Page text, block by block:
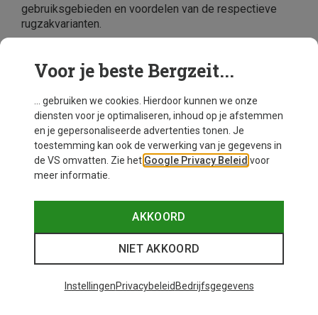
gebruiksgebieden en voordelen van de respectieve
rugzakvarianten.
Geschikt voor: licht wandelingen, stedentrips, vrije tijd,
Volume: 15 tot 25 liter
Mogelijk mettablet of laptop compartiment
De Trekkingrugzak (ofwel: backpack)
Geschikt voor
Volume: 35 tot 75 liter. Modellen van meer dan 75 liter
vallen meestal in de categorie rugzakken voor
backpackers
Goed draagsysteem met geïntegreerd frame in het
rugpand en brede, stijve heupgordel
Goed gevoerde schouderriemen met
Voor je beste Bergzeit...
... gebruiken we cookies. Hierdoor kunnen we onze
diensten voor je optimaliseren, inhoud op je afstemmen
en je gepersonaliseerde advertenties tonen. Je
toestemming kan ook de verwerking van je gegevens in
de VS omvatten. Zie het Google Privacy Beleid voor
meer informatie.
AKKOORD
NIET AKKOORD
InstellingenPrivacybeleid Bedrijfsgegevens